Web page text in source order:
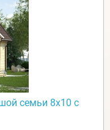
семьи 8х10 с